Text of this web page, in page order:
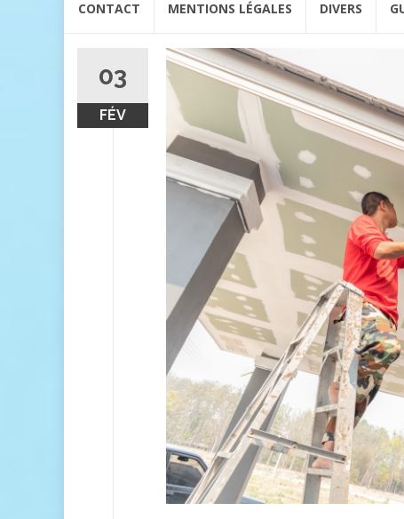
CONTACT MENTIONS LÉGALES DIVERS
03
FÉV